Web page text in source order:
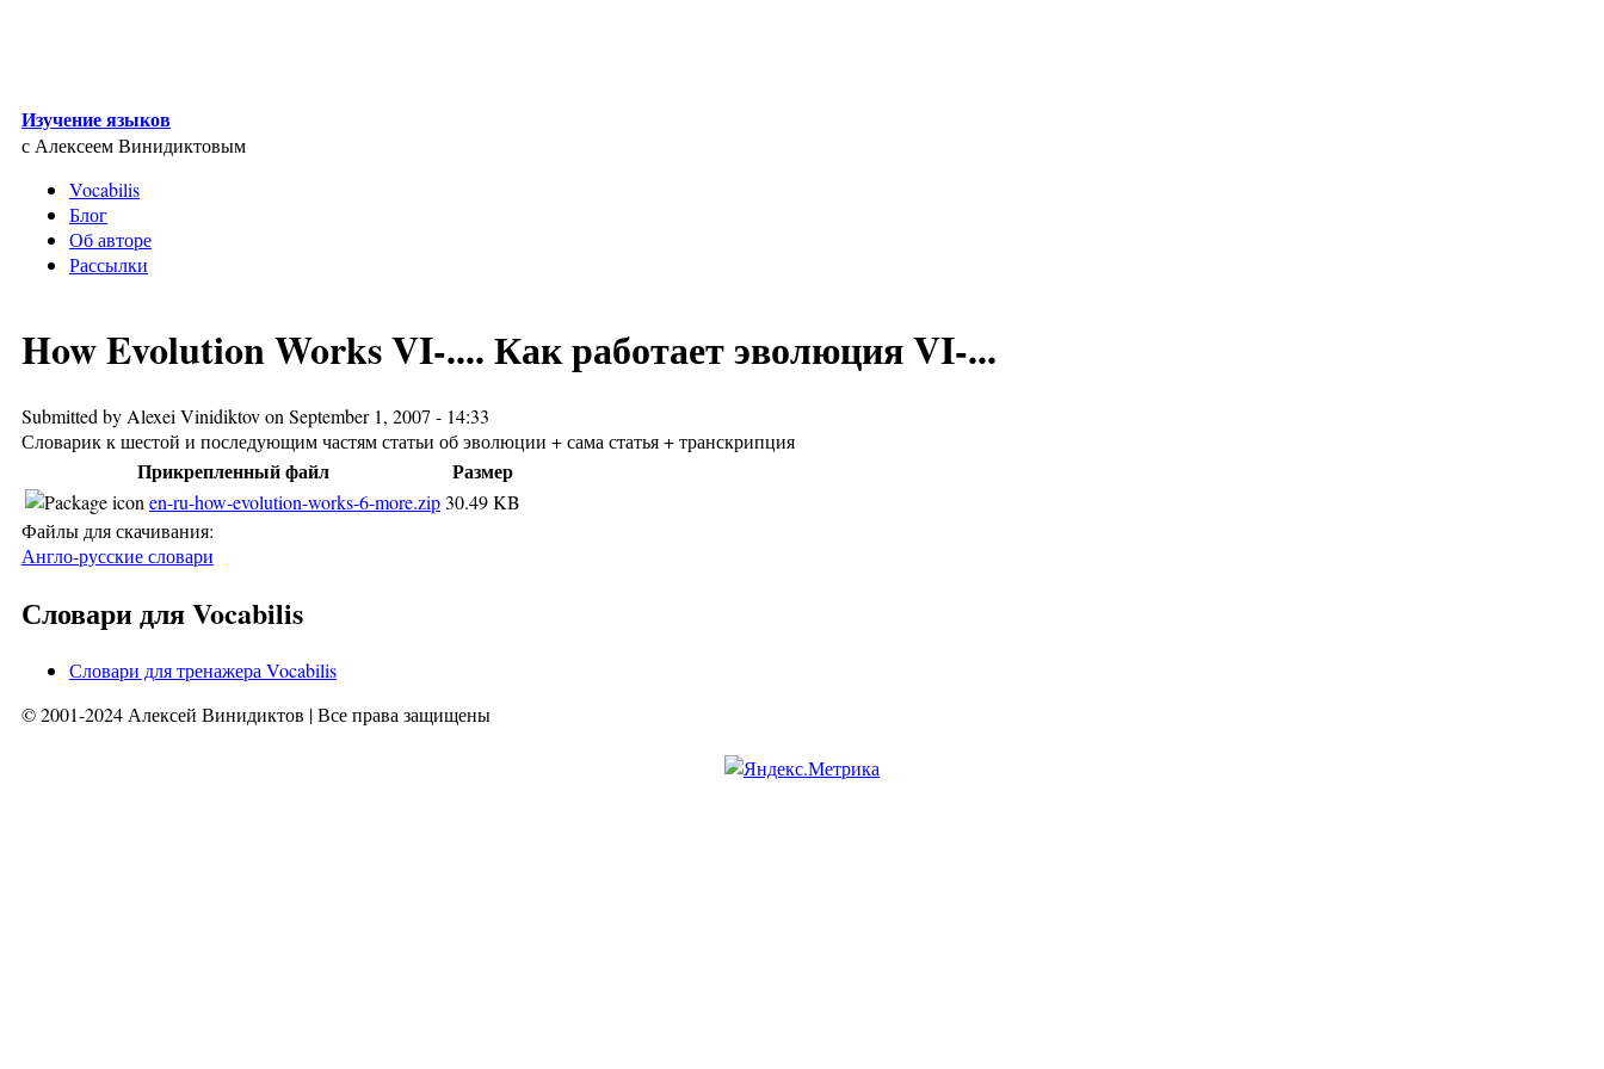
Изучение языков
с Алексеем Винидиктовым
Vocabilis
Блог
Об авторе
Рассылки
How Evolution Works VI-.... Как работает эволюция VI-...
Submitted by Alexei Vinidiktovon September 1, 2007 - 14:33
Словарик к шестой и последующим частям статьи об эволюции + сама статья + транскрипция
Прикрепленный файл Размер
en-ru-how-evolution-works-6-more.zip30.49 KB
Файлы для скачивания:
Англо-русские словари
Словари для Vocabilis
Словари для тренажера Vocabilis
© 2001-2024 Алексей Винидиктов | Все права защищены